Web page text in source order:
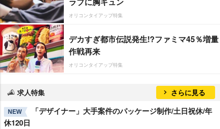
オリコンタイアップ特集
デカすぎ都市伝説発生!?ファミマ45％増量
作戦再来
オリコンタイアップ特集
求人特集 さらに見る
NEW
「デザイナー」大手案件のパッケージ制作/土日祝休/年
休120日